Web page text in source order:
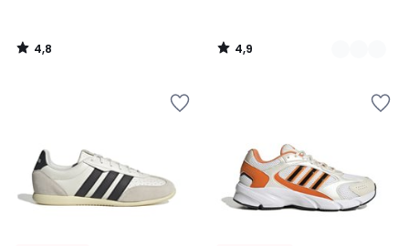
4,8
/
4,9
/